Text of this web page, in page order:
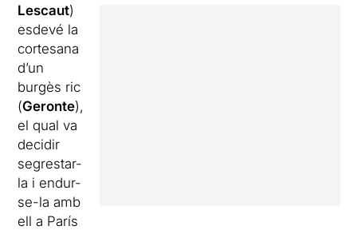
Lescaut)
esdevé la
cortesana
d’un
burgès ric
(Geronte),
el qual va
decidir
segrestar-
la i endur-
se-la amb
ell a París